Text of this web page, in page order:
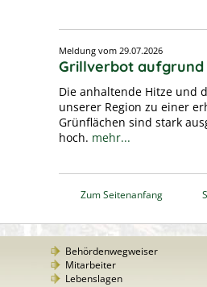
Meldung vom 29.07.2026
Grillverbot
Die anhaltende Hitze und
unserer Region zu einer
Grünflächen sind stark
hoch. mehr...
Zum Seitenanfang
Behördenwegweiser
Mitarbeiter
Lebenslagen